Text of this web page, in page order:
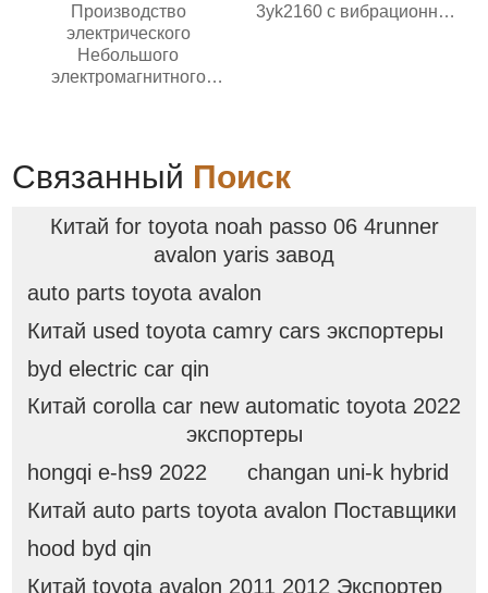
Производство
электрического
Небольшого
электромагнитного
3yk2160 с вибрационным
Связанный Поиск
Китай for toyota noah passo 06 4runner
avalon yaris завод
auto parts toyota avalon
Китай used toyota camry cars экспортеры
byd electric car qin
Китай corolla car new automatic toyota 2022
экспортеры
hongqi e-hs9 2022
changan uni-k hybrid
Китай auto parts toyota avalon Поставщики
hood byd qin
Китай toyota avalon 2011 2012 Экспортер